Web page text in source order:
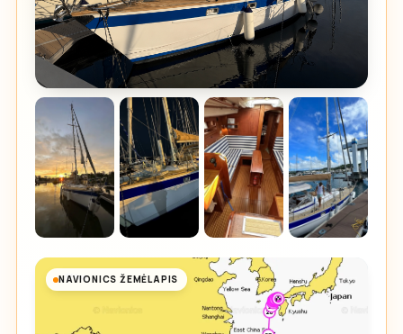
NAVIONICS ŽEMĖLAPIS